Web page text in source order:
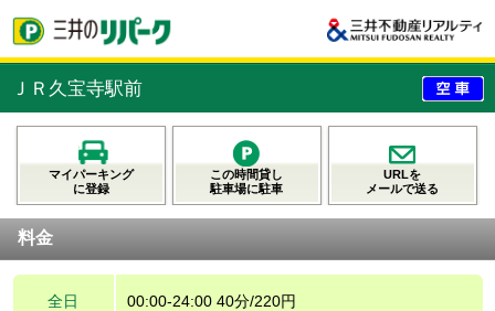
ＪＲ久宝寺駅前
マイパーキング
に登録
この時間貸し
駐車場に駐車
URLを
メールで送る
料金
全日 00:00-24:00 40分/220円